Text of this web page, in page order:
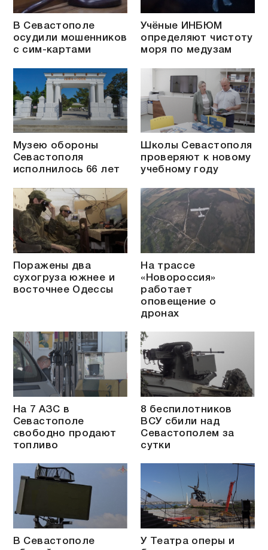
В Севастополе
осудили мошенников
с сим-картами
Учёные ИНБЮМ
определяют чистоту
моря по медузам
Музею обороны
Севастополя
исполнилось 66 лет
Школы Севастополя
проверяют к новому
учебному году
Поражены два
сухогруза южнее и
восточнее Одессы
На трассе
«Новороссия»
работает
оповещение о
дронах
На 7 АЗС в
Севастополе
свободно продают
топливо
8 беспилотников
ВСУ сбили над
Севастополем за
сутки
В Севастополе
У Театра оперы и